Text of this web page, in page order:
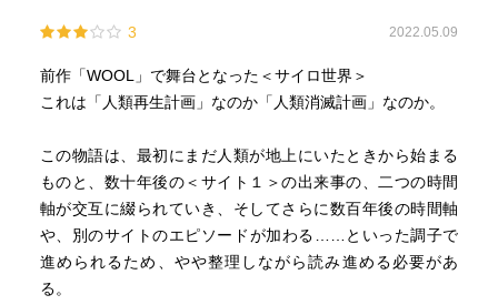
3 2022.05.09
前作「WOOL」で舞台となった＜サイロ世界＞
これは「人類再生計画」なのか「人類消滅計画」なのか。
この物語は、最初にまだ人類が地上にいたときから始まる
ものと、数十年後の＜サイト１＞の出来事の、二つの時間
軸が交互に綴られていき、そしてさらに数百年後の時間軸
や、別のサイトのエピソードが加わる……といった調子で
進められるため、やや整理しながら読み進める必要があ
る。